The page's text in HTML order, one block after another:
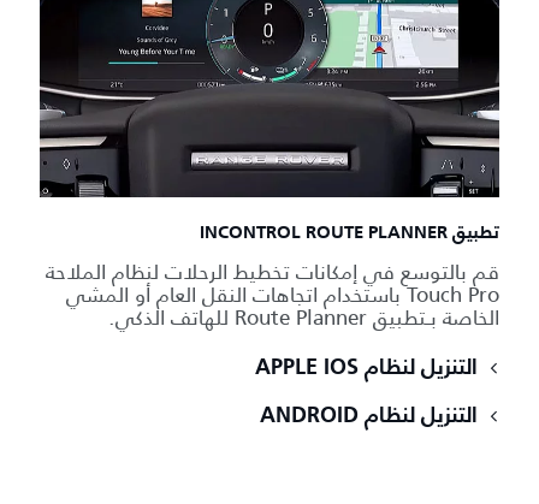
تطبيق INCONTROL ROUTE PLANNER
قم بالتوسع في إمكانات تخطيط الرحلات لنظام الملاحة
Touch Pro باستخدام اتجاهات النقل العام أو المشي
الخاصة بـتطبيق Route Planner للهاتف الذكي.
التنزيل لنظام APPLE IOS
التنزيل لنظام ANDROID